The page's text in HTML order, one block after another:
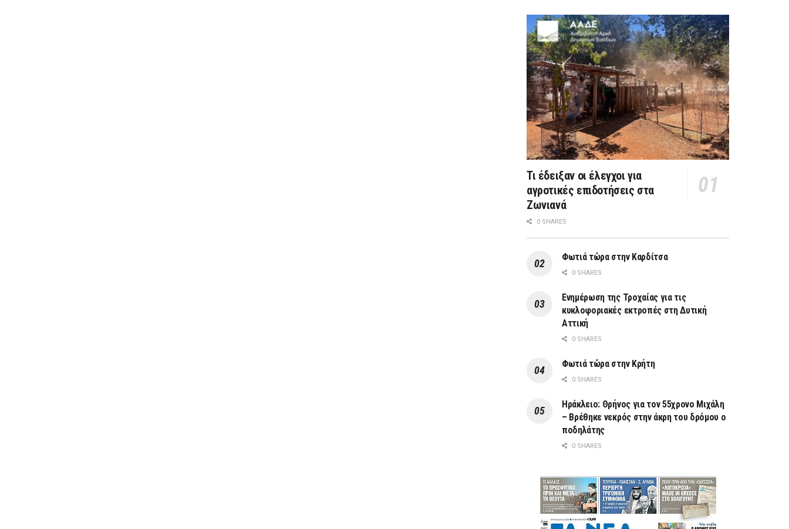
Τι έδειξαν οι έλεγχοι για
αγροτικές επιδοτήσεις στα
Ζωνιανά
0 SHARES
Φωτιά τώρα στην Καρδίτσα
0 SHARES
Ενημέρωση της Τροχαίας για τις
κυκλοφοριακές εκτροπές στη Δυτική
Αττική
0 SHARES
Φωτιά τώρα στην Κρήτη
0 SHARES
Ηράκλειο: Θρήνος για τον 55χρονο Μιχάλη
– Βρέθηκε νεκρός στην άκρη του δρόμου ο
ποδηλάτης
0 SHARES